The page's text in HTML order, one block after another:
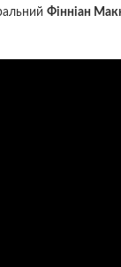
Фінніан